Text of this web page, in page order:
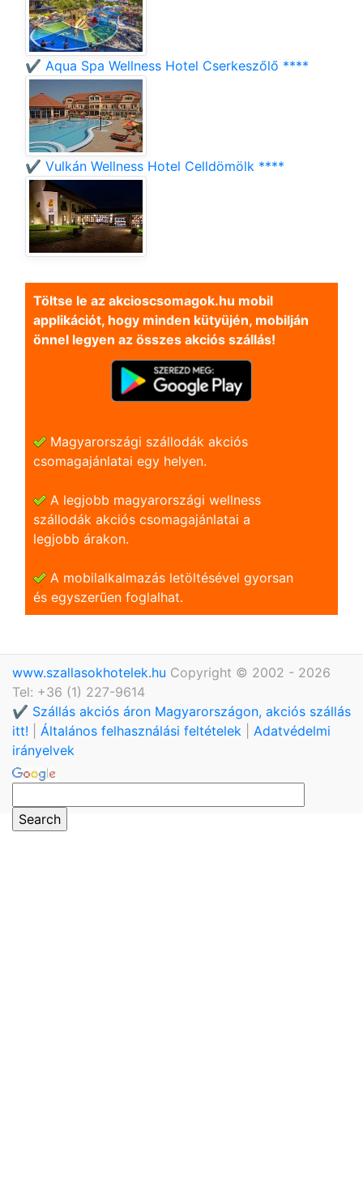
✔️ Aqua Spa Wellness Hotel Cserkeszőlő ****
✔️ Vulkán Wellness Hotel Celldömölk ****
Töltse le az akcioscsomagok.hu mobil
applikációt, hogy minden kütyüjén, mobilján
önnel legyen az összes akciós szállás!
Magyarországi szállodák akciós
csomagajánlatai egy helyen.
A legjobb magyarországi wellness
szállodák akciós csomagajánlatai a
legjobb árakon.
A mobilalkalmazás letöltésével gyorsan
és egyszerũen foglalhat.
www.szallasokhotelek.hu Copyright © 2002 - 2026
Tel: +36 (1) 227-9614
✔️ Szállás akciós áron Magyarországon, akciós szállás
itt!
Általános felhasználási feltételek
Adatvédelmi
irányelvek